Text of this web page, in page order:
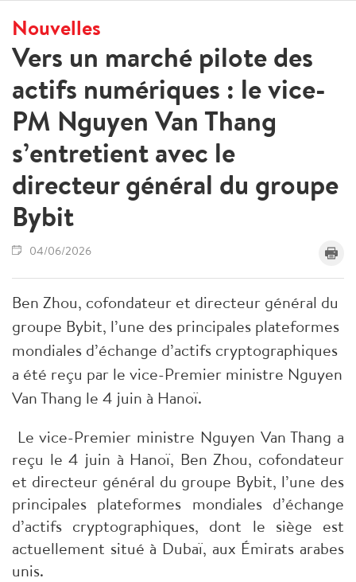
Nouvelles
Vers un marché pilote des
actifs numériques : le vice-
PM Nguyen Van Thang
s’entretient avec le
directeur général du groupe
Bybit
04/06/2026
Ben Zhou, cofondateur et directeur général du
groupe Bybit, l’une des principales plateformes
mondiales d’échange d’actifs cryptographiques
a été reçu par le vice-Premier ministre Nguyen
Van Thang le 4 juin à Hanoï.
Le vice-Premier ministre Nguyen Van Thang a
reçu le 4 juin à Hanoï, Ben Zhou, cofondateur
et directeur général du groupe Bybit, l’une des
principales plateformes mondiales d’échange
d’actifs cryptographiques, dont le siège est
actuellement situé à Dubaï, aux Émirats arabes
unis.